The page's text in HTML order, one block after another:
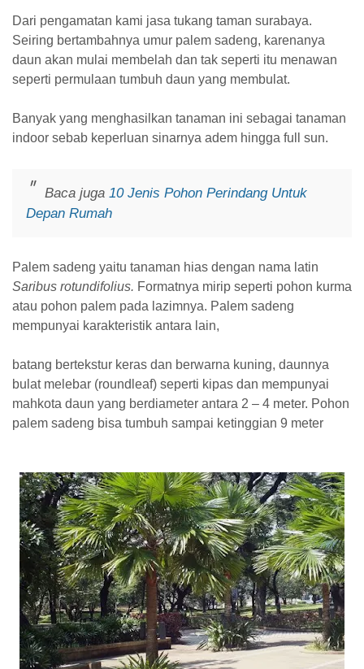
Dari pengamatan kami jasa tukang taman surabaya.
Seiring bertambahnya umur palem sadeng, karenanya
daun akan mulai membelah dan tak seperti itu menawan
seperti permulaan tumbuh daun yang membulat.
Banyak yang menghasilkan tanaman ini sebagai tanaman
indoor sebab keperluan sinarnya adem hingga full sun.
Baca juga 10 Jenis Pohon Perindang Untuk
Depan Rumah
Palem sadeng yaitu tanaman hias dengan nama latin
Saribus rotundifolius. Formatnya mirip seperti pohon kurma
atau pohon palem pada lazimnya. Palem sadeng
mempunyai karakteristik antara lain,
batang bertekstur keras dan berwarna kuning, daunnya
bulat melebar (roundleaf) seperti kipas dan mempunyai
mahkota daun yang berdiameter antara 2 – 4 meter. Pohon
palem sadeng bisa tumbuh sampai ketinggian 9 meter